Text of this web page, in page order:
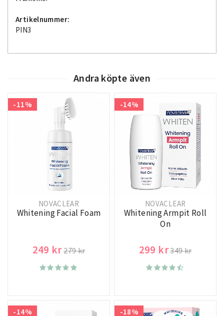
Artikelnummer:
PIN3
Andra köpte även
-11%
NOVACLEAR
Whitening Facial Foam
249 kr279 kr
-14%
NOVACLEAR
Whitening Armpit Roll
On
299 kr349 kr
-14% -18%